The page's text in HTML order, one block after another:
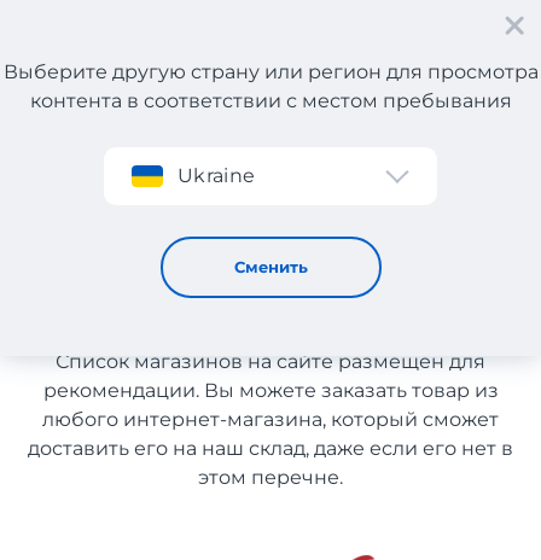
Регистрация
Выберите другую страну или регион для просмотра
контента в соответствии с местом пребывания
Ukraine
Сменить
Детские товары из США с доставкой в Узбекистан
Детские товары из США с
доставкой в Узбекистан
Список магазинов на сайте размещен для
рекомендации. Вы можете заказать товар из
любого интернет-магазина, который сможет
доставить его на наш склад, даже если его нет в
этом перечне.